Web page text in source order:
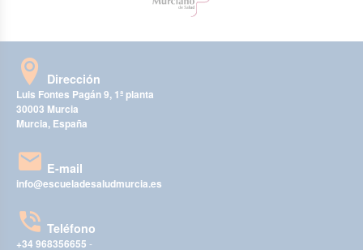
Dirección
Luis Fontes Pagán 9, 1ª planta
30003 Murcia
Murcia, España
E-mail
info@escueladesaludmurcia.es
Teléfono
+34 968356655 -